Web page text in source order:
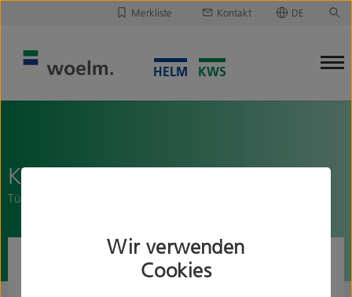
Wir verwenden
Cookies
Merkliste Kontakt DE
KWS 8A71..
Türgriffbefestigung S21